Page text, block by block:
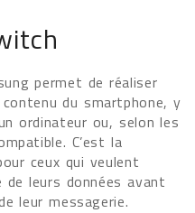
permet de réaliser
du smartphone, y
ordinateur ou, selon les
C’est la
ceux qui veulent
leurs données avant
leur messagerie.